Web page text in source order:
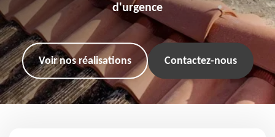
d'urgence
Voir nos réalisations Contactez-nous